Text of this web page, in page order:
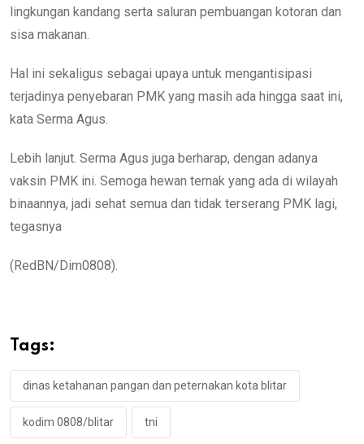
lingkungan kandang serta saluran pembuangan kotoran dan
sisa makanan.
Hal ini sekaligus sebagai upaya untuk mengantisipasi
terjadinya penyebaran PMK yang masih ada hingga saat ini,
kata Serma Agus.
Lebih lanjut. Serma Agus juga berharap, dengan adanya
vaksin PMK ini. Semoga hewan ternak yang ada di wilayah
binaannya, jadi sehat semua dan tidak terserang PMK lagi,
tegasnya
(RedBN/Dim0808).
Tags:
dinas ketahanan pangan dan peternakan kota blitar
kodim 0808/blitar tni